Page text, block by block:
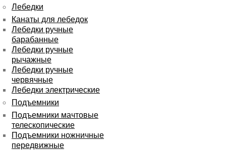
Лебедки
Канаты для лебедок
Лебедки ручные
барабанные
Лебедки ручные
рычажные
Лебедки ручные
червячные
Лебедки электрические
Подъемники
Подъемники мачтовые
телескопические
Подъемники ножничные
передвижные